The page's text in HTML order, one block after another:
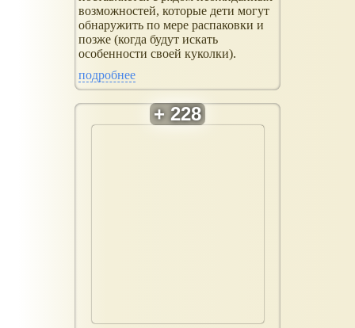
возможностей, которые дети могут
обнаружить по мере распаковки и
позже (когда будут искать
особенности своей куколки).
подробнее